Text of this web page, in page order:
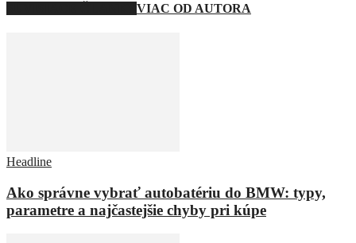
VIAC OD AUTORA
Headline
Ako správne vybrať autobatériu do BMW: typy,
parametre a najčastejšie chyby pri kúpe